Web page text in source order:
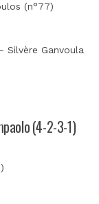
(n°77)
Silvère Ganvoula
(4-2-3-1)